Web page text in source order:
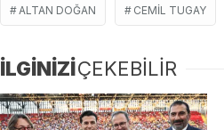
ALTAN DOĞAN CEMIL TUGAY
İLGİNİZİÇEKEBİLİR